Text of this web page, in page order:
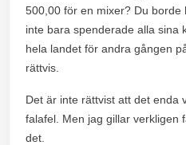
500,00 för en mixer? Du borde
inte bara spenderade alla sina
hela landet för andra gången
rättvis.
Det är inte rättvist att det enda
falafel. Men jag gillar verkligen
det.